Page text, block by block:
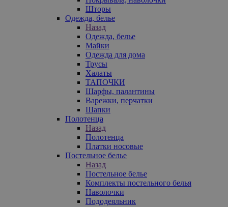
Шторы
Одежда, белье
Назад
Одежда, белье
Майки
Одежда для дома
Трусы
Халаты
ТАПОЧКИ
Шарфы, палантины
Варежки, перчатки
Шапки
Полотенца
Назад
Полотенца
Платки носовые
Постельное белье
Назад
Постельное белье
Комплекты постельного белья
Наволочки
Пододеяльник